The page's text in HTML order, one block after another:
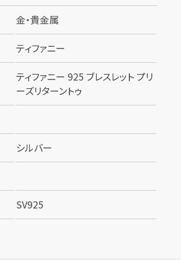
カンタン無料
金・貴金属
ティファニー
ティファニー 925 ブレスレット プリ
ーズリターントゥ
シルバー
SV925